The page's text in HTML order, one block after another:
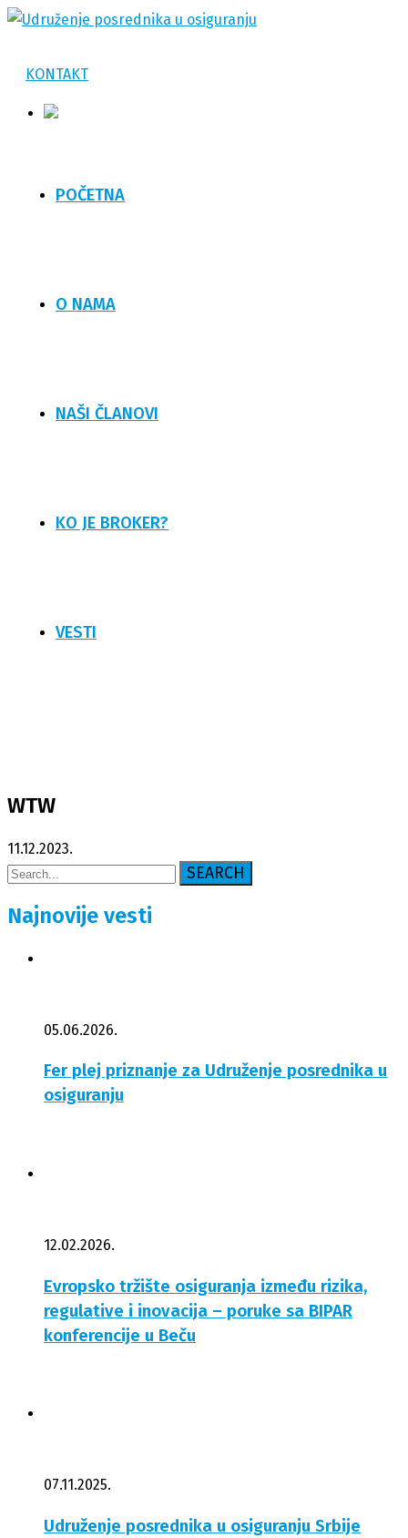
KONTAKT
POČETNA
O NAMA
NAŠI ČLANOVI
KO JE BROKER?
VESTI
WTW
11.12.2023.
SEARCH
Najnovije vesti
05.06.2026.
Fer plej priznanje za Udruženje posrednika u
osiguranju
12.02.2026.
Evropsko tržište osiguranja između rizika,
regulative i inovacija – poruke sa BIPAR
konferencije u Beču
07.11.2025.
Udruženje posrednika u osiguranju Srbije